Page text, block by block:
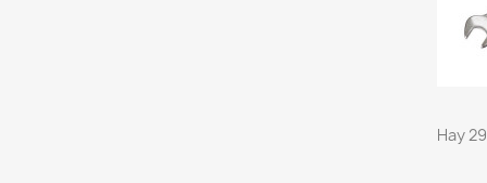
Hay